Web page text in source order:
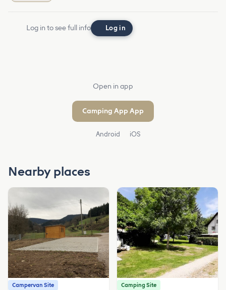
Log in to see full info Log in
Open in app
Camping App App
Android iOS
Nearby places
Campervan Site Camping Site